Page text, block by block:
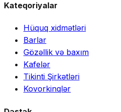
Kateqoriyalar
Hüquq xidmətləri
Barlar
Gözəllik və baxım
Kafelər
Tikinti Şirkətləri
Kovorkinqlər